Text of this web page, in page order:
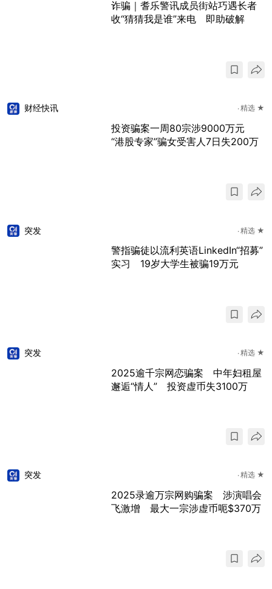
诈骗｜耆乐警讯成员街站巧遇长者
收“猜猜我是谁”来电 即助破解
财经快讯 精选 ★
投资骗案一周80宗涉9000万元
“港股专家”骗女受害人7日失200万
突发 精选 ★
警指骗徒以流利英语LinkedIn“招募”
实习 19岁大学生被骗19万元
突发 精选 ★
2025逾千宗网恋骗案 中年妇租屋
邂逅“情人” 投资虚币失3100万
突发 精选 ★
2025录逾万宗网购骗案 涉演唱会
飞激增 最大一宗涉虚币呃$370万